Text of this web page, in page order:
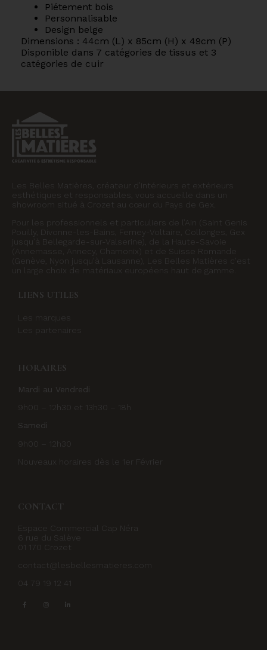
Piétement bois
Personnalisable
Design belge
Dimensions : 44cm (L) x 85cm (H) x 49cm (P)
Disponible dans 7 catégories de tissus et 3
catégories de cuir
Les Belles Matières, créateur d’intérieurs et extérieurs
esthétiques et responsables, vous accueille dans un
showroom situé à Crozet au cœur du Pays de Gex.
Pour les professionnels et particuliers de l’Ain (Saint Genis
Pouilly, Divonne-les-Bains, Ferney-Voltaire, Collonges, Gex
jusqu’à Bellegarde-sur-Valserine), de la Haute-Savoie
(Annemasse, Annecy, Chamonix) et de Suisse Romande
(Genève, Nyon jusqu’à Lausanne), Les Belles Matières c’est
un large choix de matériaux européens haut de gamme.
LIENS UTILES
Les marques
Les partenaires
HORAIRES
Mardi au Vendredi
9h00 – 12h30 et 13h30 – 18h
Samedi
9h00 – 12h30
Nouveaux horaires dès le 1er Février
CONTACT
Espace Commercial Cap Néra
6 rue du Salève
01 170 Crozet
contact@lesbellesmatieres.com
04 79 19 12 41